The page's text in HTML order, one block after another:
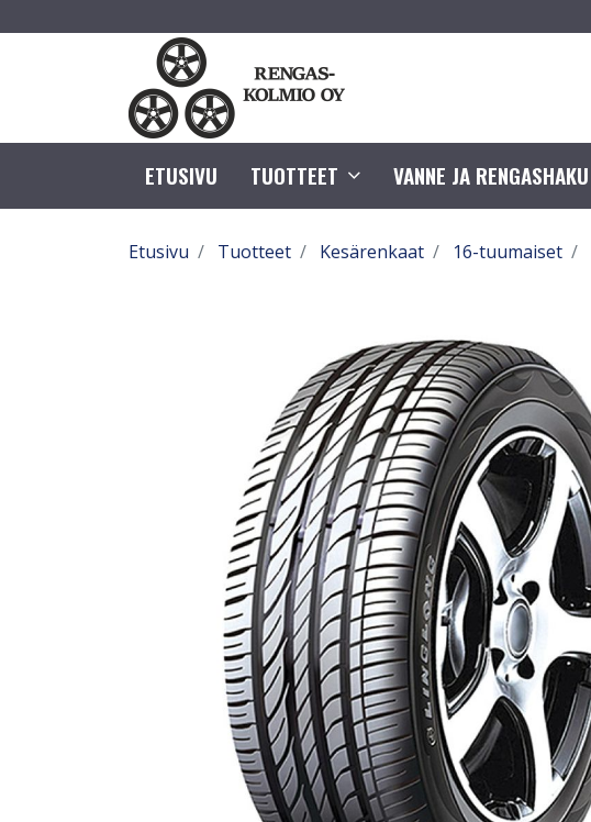
ETUSIVU TUOTTEET VANNE JA RENGASHAKU
Etusivu Tuotteet Kesärenkaat 16-tuumaiset